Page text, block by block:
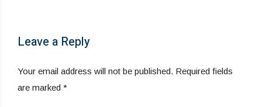
Leave a Reply
Your email address will not be published. Required fields
are marked *